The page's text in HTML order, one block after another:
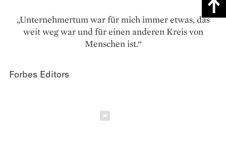
„Unternehmertum war für mich immer etwas, das
weit weg war und für einen anderen Kreis von
Menschen ist.“
Forbes Editors